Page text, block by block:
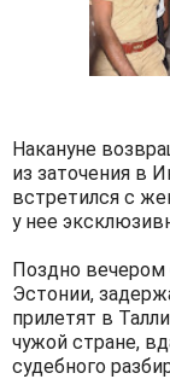
Накануне
из заточения в
встретился с
у нее
Поздно вечером
Эстонии,
прилетят в
чужой стране,
судебного